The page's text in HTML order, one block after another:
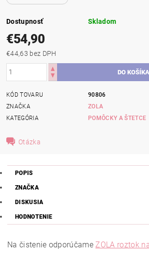
Dostupnosť Skladom
€54,90
€44,63 bez DPH
KÓD TOVARU
90806
ZNAČKA
ZOLA
KATEGÓRIA
POMÔCKY A ŠTETCE
Otázka
POPIS
ZNAČKA
DISKUSIA
HODNOTENIE
Na čistenie odporúčameZOLA roztok